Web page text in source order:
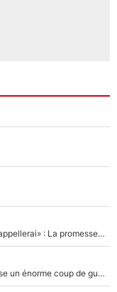
Mercato - OM - «Dès que je prends un club, je t’appellerai» : La promesse de Marcelino au moment de claquer la porte
Victime de racisme contre Murray, Kyrgios pousse un énorme coup de gueule !